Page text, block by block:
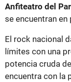
Anfiteatro del
se encuentran en
El rock nacional
límites con una
potencia cruda
encuentra con la